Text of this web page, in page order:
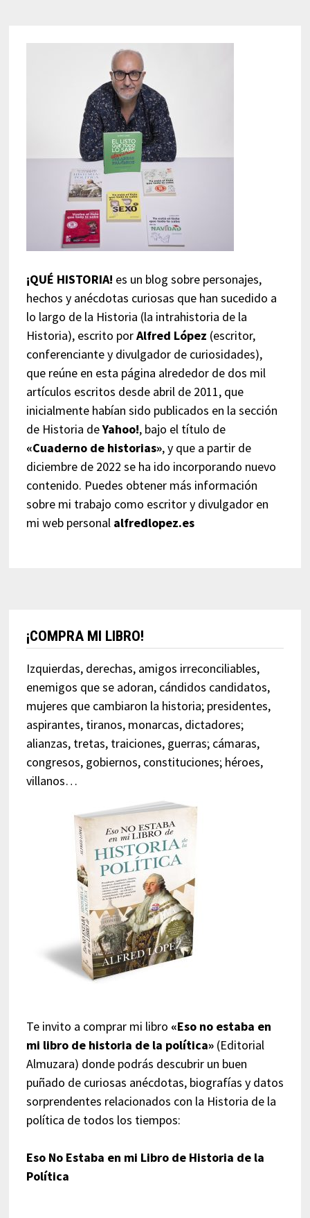
¡QUÉ HISTORIA! es un blog sobre personajes,
hechos y anécdotas curiosas que han sucedido a
lo largo de la Historia (la intrahistoria de la
Historia), escrito porAlfred López (escritor,
conferenciante y divulgador de curiosidades),
que reúne en esta página alrededor de dos mil
artículos escritos desde abril de 2011, que
inicialmente habían sido publicados en la sección
de Historia deYahoo!, bajo el título de
«Cuaderno de historias», y que a partir de
diciembre de 2022 se ha ido incorporando nuevo
contenido. Puedes obtener más información
sobre mi trabajo como escritor y divulgador en
mi web personal alfredlopez.es
¡COMPRA MI LIBRO!
Izquierdas, derechas, amigos irreconciliables,
enemigos que se adoran, cándidos candidatos,
mujeres que cambiaron la historia; presidentes,
aspirantes, tiranos, monarcas, dictadores;
alianzas, tretas, traiciones, guerras; cámaras,
congresos, gobiernos, constituciones; héroes,
villanos…
Te invito a comprar mi libro «Eso no estaba en
mi libro de historia de la política»(Editorial
Almuzara) donde podrás descubrir un buen
puñado de curiosas anécdotas, biografías y datos
sorprendentes relacionados con la Historia de la
política de todos los tiempos:
Eso No Estaba en mi Libro de Historia de la
Política